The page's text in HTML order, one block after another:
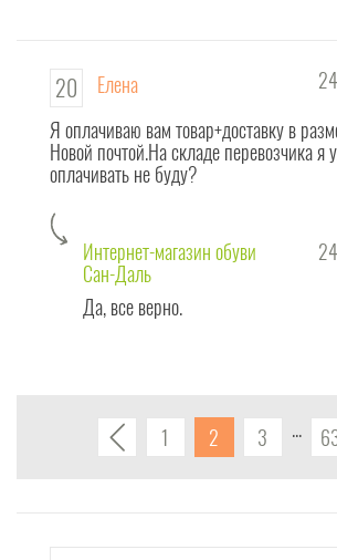
20 Елена
Я оплачиваю вам товар+доставку в
Новой почтой.На складе перевозчика я
оплачивать не буду?
Интернет-магазин обуви
Сан-Даль
Да, все верно.
1 2 3